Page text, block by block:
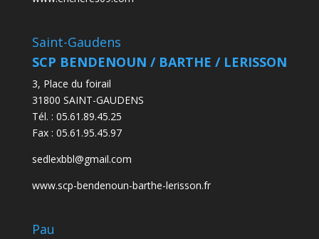
Saint-Gaudens
SCP BENDENOUN / BARTHE / LERISSON
3, Place du foirail
31800 SAINT-GAUDENS
Tél. : 05.61.89.45.25
Fax : 05.61.95.45.97
sedlexbbl@gmail.com
www.scp-bendenoun-barthe-lerisson.fr
Pau